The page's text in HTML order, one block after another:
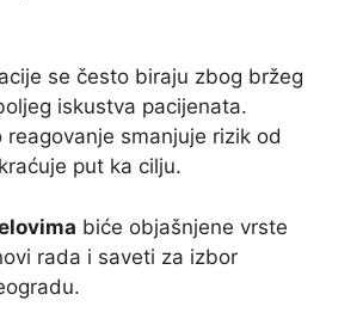
se često biraju zbog bržeg
iskustva pacijenata.
reagovanje smanjuje rizik od
put ka cilju.
biće objašnjene vrste
rada i saveti za izbor